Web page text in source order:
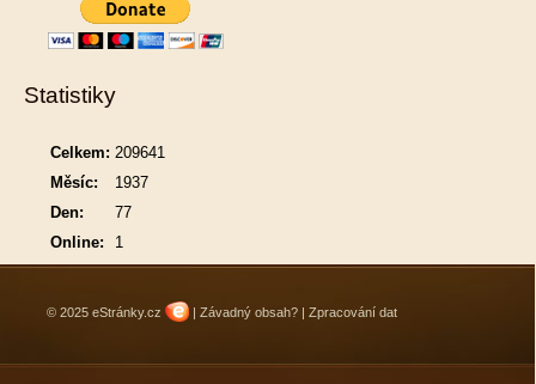
Statistiky
Online: 1
Celkem: 209641
Měsíc:
1937
Den:
77
© 2025 eStránky.cz | Závadný obsah? | Zpracování dat